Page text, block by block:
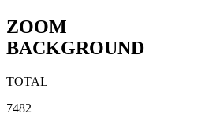
ZOOM
BACKGROUND
TOTAL
7482